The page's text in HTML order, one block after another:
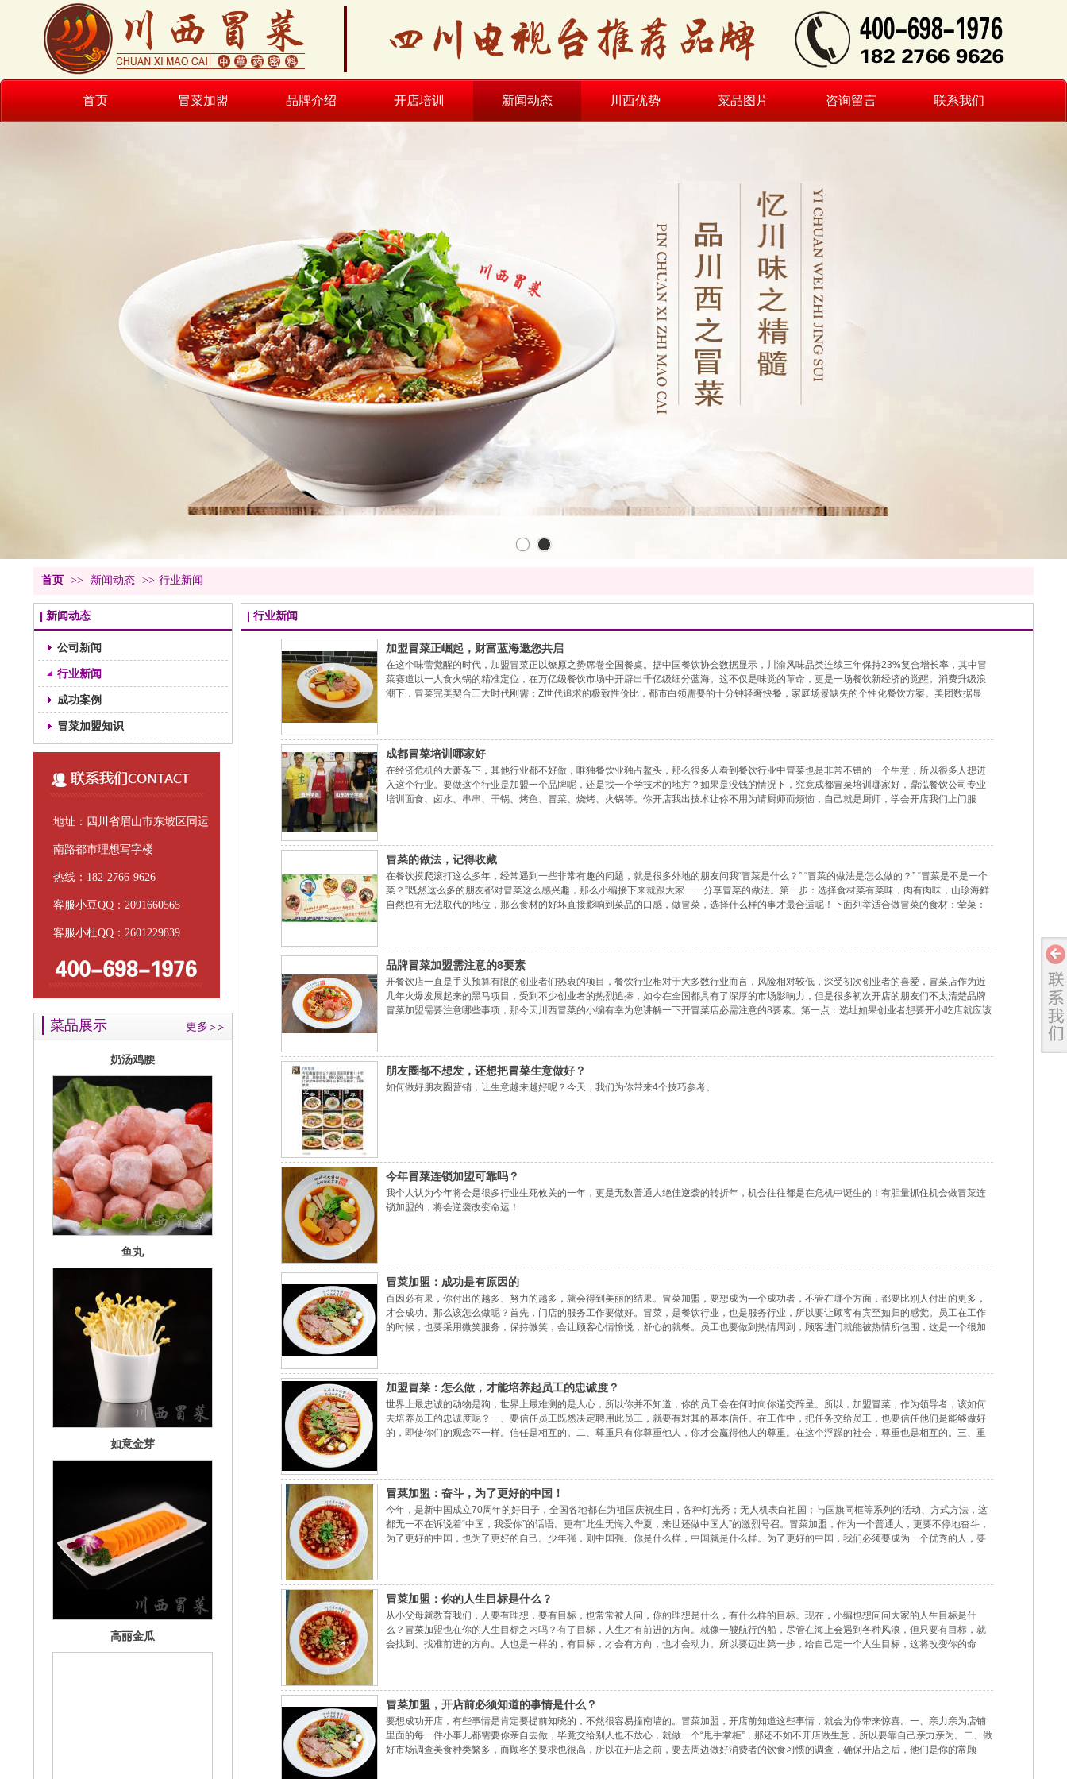
首页 冒菜加盟 品牌介绍 开店培训 新闻动态 川西优势 菜品图片 咨询留言 联系我们
首页 >> 新闻动态 >> 行业新闻
新闻动态
公司新闻
行业新闻
成功案例
冒菜加盟知识
地址：四川省眉山市东坡区同运
南路都市理想写字楼
热线：182-2766-9626
客服小豆QQ：2091660565
客服小杜QQ：2601229839
菜品展示 更多
麻辣鸭郡肝
奶汤鸡腰
鱼丸
如意金芽
高丽金瓜
行业新闻
加盟冒菜正崛起，财富蓝海邀您共启
在这个味蕾觉醒的时代，加盟冒菜正以燎原之势席卷全国餐桌。据中国餐饮协会数据显示，川渝风味品类连续三年保持23%复合增长率，其中冒
菜赛道以一人食火锅的精准定位，在万亿级餐饮市场中开辟出千亿级细分蓝海。这不仅是味觉的革命，更是一场餐饮新经济的觉醒。消费升级浪
潮下，冒菜完美契合三大时代刚需：Z世代追求的极致性价比，都市白领需要的十分钟轻奢快餐，家庭场景缺失的个性化餐饮方案。美团数据显
成都冒菜培训哪家好
在经济危机的大萧条下，其他行业都不好做，唯独餐饮业独占鳌头，那么很多人看到餐饮行业中冒菜也是非常不错的一个生意，所以很多人想进
入这个行业。要做这个行业是加盟一个品牌呢，还是找一个学技术的地方？如果是没钱的情况下，究竟成都冒菜培训哪家好，鼎泓餐饮公司专业
培训面食、卤水、串串、干锅、烤鱼、冒菜、烧烤、火锅等。你开店我出技术让你不用为请厨师而烦恼，自己就是厨师，学会开店我们上门服
冒菜的做法，记得收藏
在餐饮摸爬滚打这么多年，经常遇到一些非常有趣的问题，就是很多外地的朋友问我“冒菜是什么？” “冒菜的做法是怎么做的？” “冒菜是不是一个
菜？”既然这么多的朋友都对冒菜这么感兴趣，那么小编接下来就跟大家一一分享冒菜的做法。第一步：选择食材菜有菜味，肉有肉味，山珍海鲜
自然也有无法取代的地位，那么食材的好坏直接影响到菜品的口感，做冒菜，选择什么样的事才最合适呢！下面列举适合做冒菜的食材：荤菜：
品牌冒菜加盟需注意的8要素
开餐饮店一直是手头预算有限的创业者们热衷的项目，餐饮行业相对于大多数行业而言，风险相对较低，深受初次创业者的喜爱，冒菜店作为近
几年火爆发展起来的黑马项目，受到不少创业者的热烈追捧，如今在全国都具有了深厚的市场影响力，但是很多初次开店的朋友们不太清楚品牌
冒菜加盟需要注意哪些事项，那今天川西冒菜的小编有幸为您讲解一下开冒菜店必需注意的8要素。第一点：选址如果创业者想要开小吃店就应该
朋友圈都不想发，还想把冒菜生意做好？
如何做好朋友圈营销，让生意越来越好呢？今天，我们为你带来4个技巧参考。
今年冒菜连锁加盟可靠吗？
我个人认为今年将会是很多行业生死攸关的一年，更是无数普通人绝佳逆袭的转折年，机会往往都是在危机中诞生的！有胆量抓住机会做冒菜连
锁加盟的，将会逆袭改变命运！
冒菜加盟：成功是有原因的
百因必有果，你付出的越多、努力的越多，就会得到美丽的结果。冒菜加盟，要想成为一个成功者，不管在哪个方面，都要比别人付出的更多，
才会成功。那么该怎么做呢？首先，门店的服务工作要做好。冒菜，是餐饮行业，也是服务行业，所以要让顾客有宾至如归的感觉。员工在工作
的时候，也要采用微笑服务，保持微笑，会让顾客心情愉悦，舒心的就餐。员工也要做到热情周到，顾客进门就能被热情所包围，这是一个很加
加盟冒菜：怎么做，才能培养起员工的忠诚度？
世界上最忠诚的动物是狗，世界上最难测的是人心，所以你并不知道，你的员工会在何时向你递交辞呈。所以，加盟冒菜，作为领导者，该如何
去培养员工的忠诚度呢？一、要信任员工既然决定聘用此员工，就要有对其的基本信任。在工作中，把任务交给员工，也要信任他们是能够做好
的，即使你们的观念不一样。信任是相互的。二、尊重只有你尊重他人，你才会赢得他人的尊重。在这个浮躁的社会，尊重也是相互的。三、重
冒菜加盟：奋斗，为了更好的中国！
今年，是新中国成立70周年的好日子，全国各地都在为祖国庆祝生日，各种灯光秀；无人机表白祖国；与国旗同框等系列的活动、方式方法，这
都无一不在诉说着“中国，我爱你”的话语。更有“此生无悔入华夏，来世还做中国人”的激烈号召。冒菜加盟，作为一个普通人，更要不停地奋斗，
为了更好的中国，也为了更好的自己。少年强，则中国强。你是什么样，中国就是什么样。为了更好的中国，我们必须要成为一个优秀的人，要
冒菜加盟：你的人生目标是什么？
从小父母就教育我们，人要有理想，要有目标，也常常被人问，你的理想是什么，有什么样的目标。现在，小编也想问问大家的人生目标是什
么？冒菜加盟也在你的人生目标之内吗？有了目标，人生才有前进的方向。就像一艘航行的船，尽管在海上会遇到各种风浪，但只要有目标，就
会找到、找准前进的方向。人也是一样的，有目标，才会有方向，也才会动力。所以要迈出第一步，给自己定一个人生目标，这将改变你的命
冒菜加盟，开店前必须知道的事情是什么？
要想成功开店，有些事情是肯定要提前知晓的，不然很容易撞南墙的。冒菜加盟，开店前知道这些事情，就会为你带来惊喜。一、亲力亲为店铺
里面的每一件小事儿都需要你亲自去做，毕竟交给别人也不放心，就做一个“甩手掌柜”，那还不如不开店做生意，所以要靠自己亲力亲为。二、做
好市场调查美食种类繁多，而顾客的要求也很高，所以在开店之前，要去周边做好消费者的饮食习惯的调查，确保开店之后，他们是你的常顾